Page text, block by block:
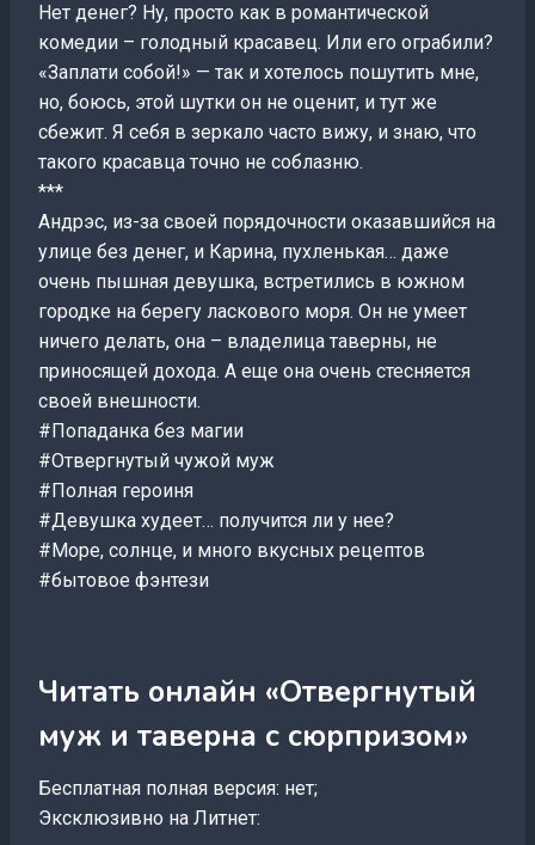
Нет денег? Ну, просто как в романтической
комедии – голодный красавец. Или его ограбили?
«Заплати собой!» — так и хотелось пошутить мне,
но, боюсь, этой шутки он не оценит, и тут же
сбежит. Я себя в зеркало часто вижу, и знаю, что
такого красавца точно не соблазню.
***
Андрэс, из-за своей порядочности оказавшийся на
улице без денег, и Карина, пухленькая… даже
очень пышная девушка, встретились в южном
городке на берегу ласкового моря. Он не умеет
ничего делать, она – владелица таверны, не
приносящей дохода. А еще она очень стесняется
своей внешности.
#Попаданка без магии
#Отвергнутый чужой муж
#Полная героиня
#Девушка худеет… получится ли у нее?
#Море, солнце, и много вкусных рецептов
#бытовое фэнтези
Читать онлайн «Отвергнутый
муж и таверна с сюрпризом»
Бесплатная полная версия: нет;
Эксклюзивно на Литнет: